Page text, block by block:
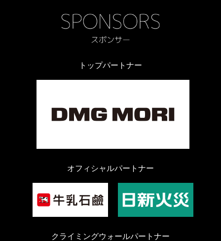
トップパートナー
オフィシャルパートナー
クライミングウォールパートナー